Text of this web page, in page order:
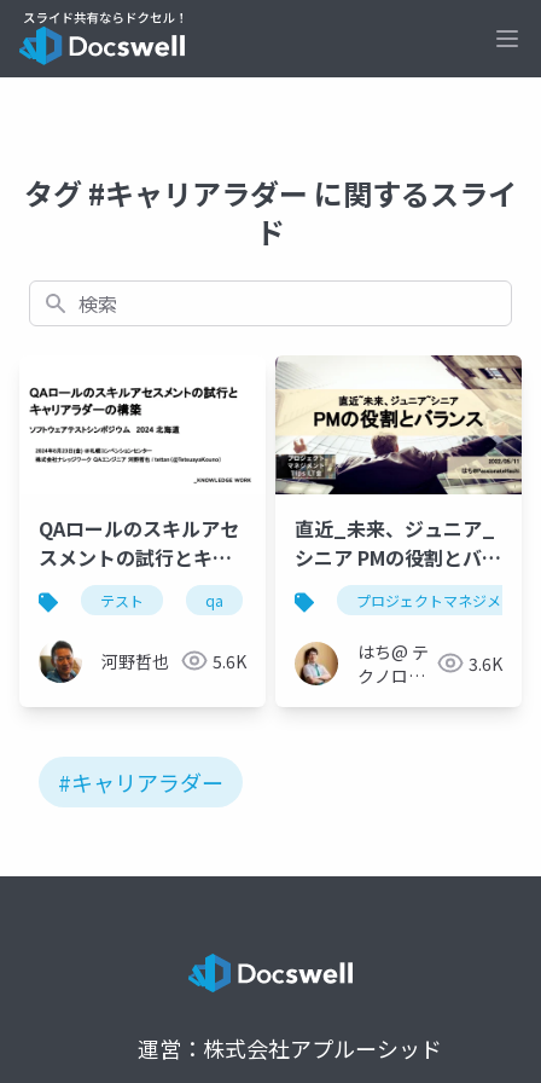
タグ #キャリアラダー に関するスライ
ド
検索
QAロールのスキルアセ
スメントの試行とキャ
リアラダーの構築
テスト qa スキル キャリア
河野哲也 5.6K
直近_未来、ジュニア_
シニア PMの役割とバラ
ンス
プロジェクトマネジメント
はち@ テ
クノロジ
3.6K
#キャリアラダー
運営：株式会社アプルーシッド